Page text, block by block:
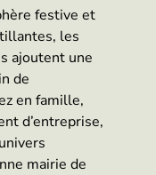
festive et
les
ajoutent une
de
en famille,
d’entreprise,
mairie de